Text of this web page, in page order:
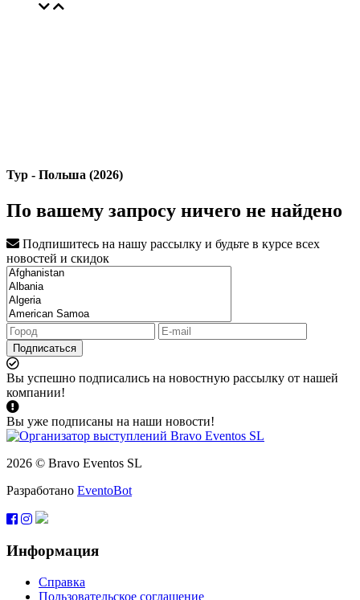
Тур - Польша (2026)
По вашему запросу ничего не найдено
Подпишитесь на нашу рассылку и будьте в курсе всех
новостей и скидок
Подписаться
Вы успешно подписались на новостную рассылку от нашей
компании!
Вы уже подписаны на наши новости!
2026 © Bravo Eventos SL
Разработано EventoBot
Информация
Справка
Пользовательское соглашение